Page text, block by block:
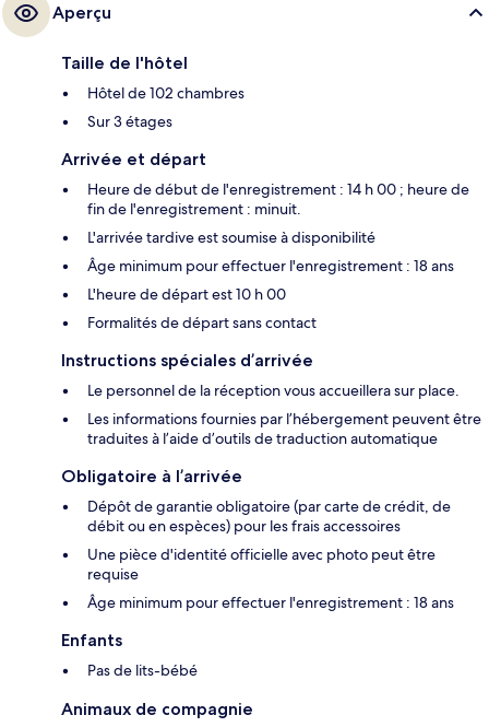
Aperçu
Taille de l'hôtel
Hôtel de 102 chambres
Sur 3 étages
Arrivée et départ
Heure de début de l'enregistrement : 14 h 00 ; heure de
fin de l'enregistrement : minuit.
L'arrivée tardive est soumise à disponibilité
Âge minimum pour effectuer l'enregistrement : 18 ans
L'heure de départ est 10 h 00
Formalités de départ sans contact
Instructions spéciales d’arrivée
Le personnel de la réception vous accueillera sur place.
Les informations fournies par l’hébergement peuvent être
traduites à l’aide d’outils de traduction automatique
Obligatoire à l’arrivée
Dépôt de garantie obligatoire (par carte de crédit, de
débit ou en espèces) pour les frais accessoires
Une pièce d'identité officielle avec photo peut être
requise
Âge minimum pour effectuer l'enregistrement : 18 ans
Enfants
Pas de lits-bébé
Animaux de compagnie